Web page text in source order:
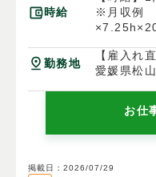
時給
※月収例
勤務地
【雇入れ
愛媛県松
お仕
掲載日：2026/07/29